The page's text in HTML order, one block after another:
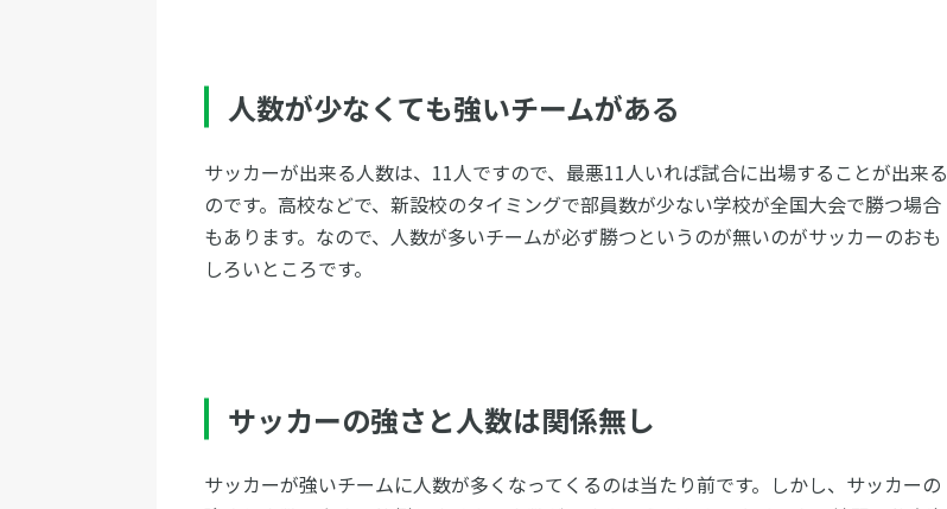
人数が少なくても強いチームがある
サッカーが出来る人数は、11人ですので、最悪11人いれば試合に出場することが出来る
のです。高校などで、新設校のタイミングで部員数が少ない学校が全国大会で勝つ場合
もあります。なので、人数が多いチームが必ず勝つというのが無いのがサッカーのおも
しろいところです。
サッカーの強さと人数は関係無し
サッカーが強いチームに人数が多くなってくるのは当たり前です。しかし、サッカーの